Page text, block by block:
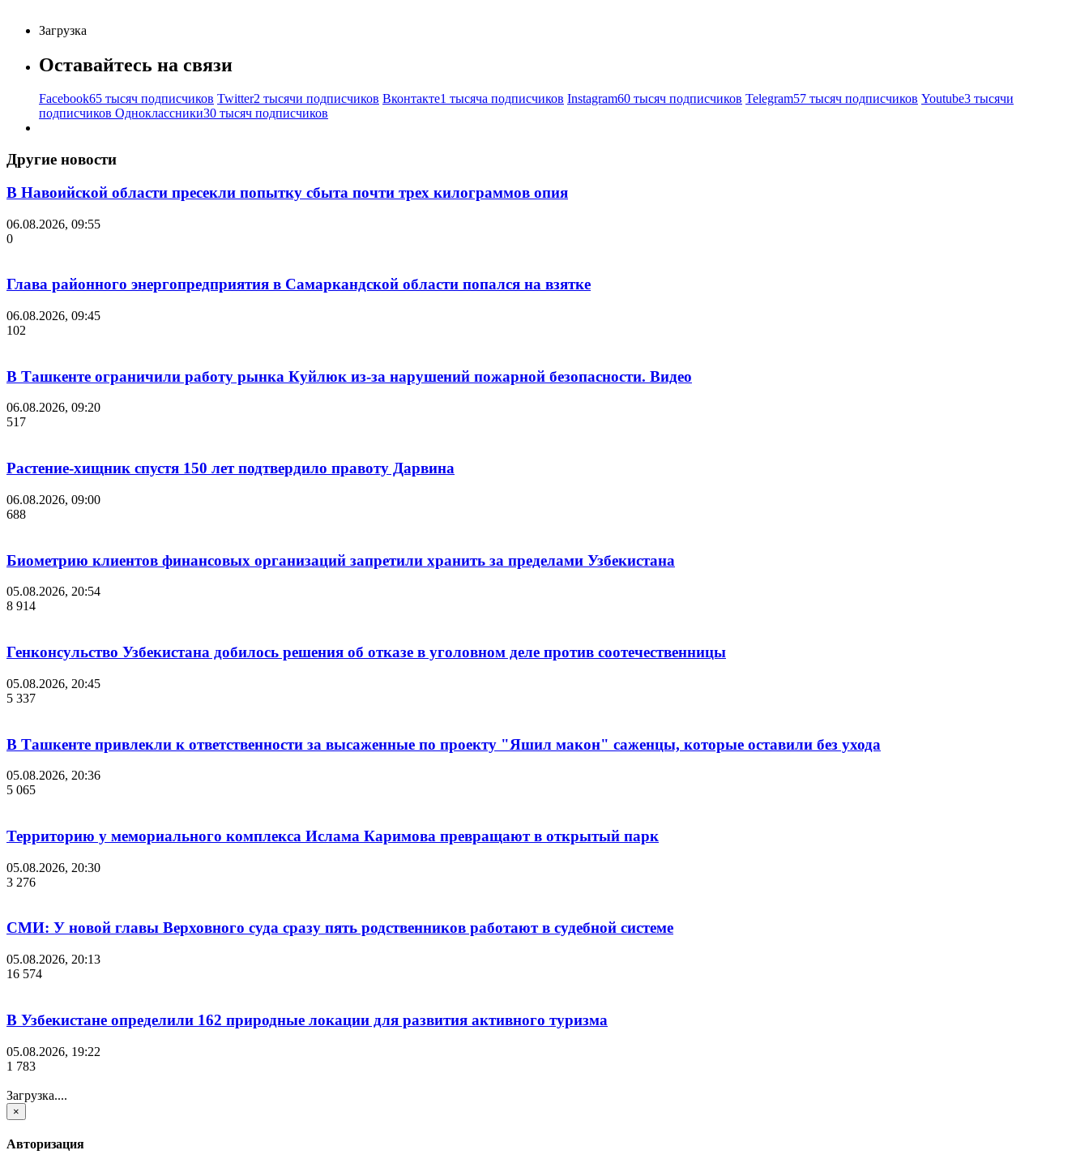
Загрузка
Оставайтесь на связи
Facebook65 тысяч подписчиков Twitter2 тысячи подписчиков Вконтакте1 тысяча подписчиков Instagram60 тысяч подписчиков Telegram57 тысяч подписчиков Youtube3 тысячи
подписчиков Одноклассники30 тысяч подписчиков
Другие новости
В Навоийской области пресекли попытку сбыта почти трех килограммов опия
06.08.2026, 09:55
0
Глава районного энергопредприятия в Самаркандской области попался на взятке
06.08.2026, 09:45
102
В Ташкенте ограничили работу рынка Куйлюк из-за нарушений пожарной безопасности. Видео
06.08.2026, 09:20
517
Растение-хищник спустя 150 лет подтвердило правоту Дарвина
06.08.2026, 09:00
688
Биометрию клиентов финансовых организаций запретили хранить за пределами Узбекистана
05.08.2026, 20:54
8 914
Генконсульство Узбекистана добилось решения об отказе в уголовном деле против соотечественницы
05.08.2026, 20:45
5 337
В Ташкенте привлекли к ответственности за высаженные по проекту "Яшил макон" саженцы, которые оставили без ухода
05.08.2026, 20:36
5 065
Территорию у мемориального комплекса Ислама Каримова превращают в открытый парк
05.08.2026, 20:30
3 276
СМИ: У новой главы Верховного суда сразу пять родственников работают в судебной системе
05.08.2026, 20:13
16 574
В Узбекистане определили 162 природные локации для развития активного туризма
05.08.2026, 19:22
1 783
Загрузка....
×
Авторизация